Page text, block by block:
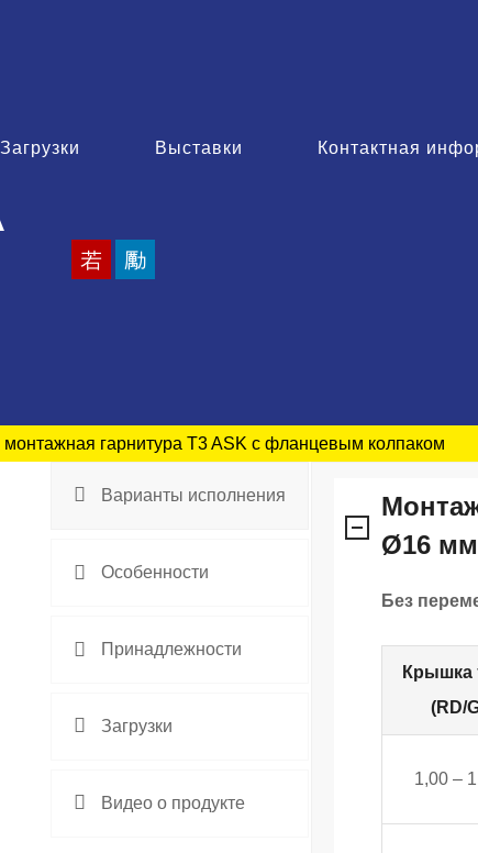
Загрузки Выставки Контактная
монтажная гарнитура T3 ASK с фланцевым колпаком
Варианты исполнения
Особенности
Принадлежности
Загрузки
Видео о продукте
Ø16 мм
Без
Крышка
(RD/
1,00 –